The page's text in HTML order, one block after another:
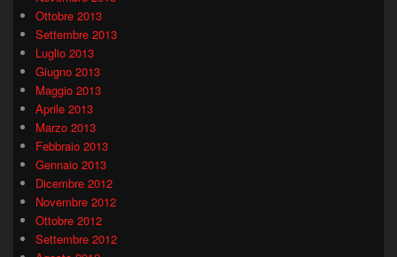
Ottobre 2013
Settembre 2013
Luglio 2013
Giugno 2013
Maggio 2013
Aprile 2013
Marzo 2013
Febbraio 2013
Gennaio 2013
Dicembre 2012
Novembre 2012
Ottobre 2012
Settembre 2012